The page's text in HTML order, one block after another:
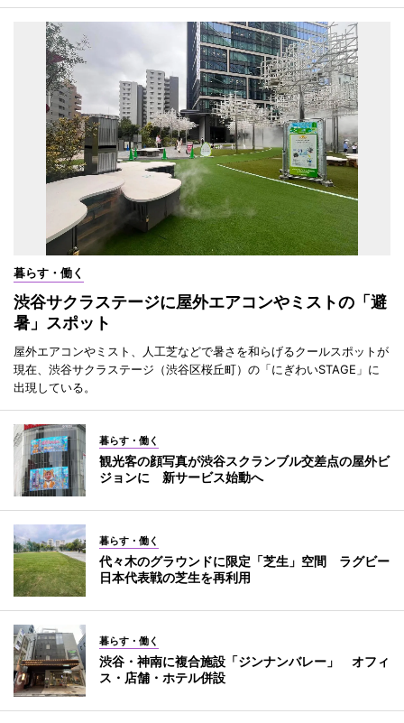
暮らす・働く
渋谷サクラステージに屋外エアコンやミストの「避
暑」スポット
屋外エアコンやミスト、人工芝などで暑さを和らげるクールスポットが
現在、渋谷サクラステージ（渋谷区桜丘町）の「にぎわいSTAGE」に
出現している。
暮らす・働く
観光客の顔写真が渋谷スクランブル交差点の屋外ビ
ジョンに 新サービス始動へ
暮らす・働く
代々木のグラウンドに限定「芝生」空間 ラグビー
日本代表戦の芝生を再利用
暮らす・働く
渋谷・神南に複合施設「ジンナンバレー」 オフィ
ス・店舗・ホテル併設